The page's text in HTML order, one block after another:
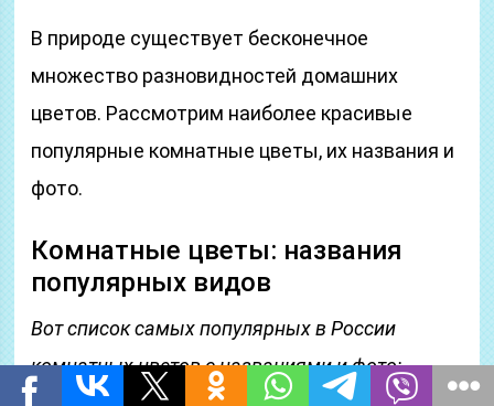
В природе существует бесконечное
множество разновидностей домашних
цветов. Рассмотрим наиболее красивые
популярные комнатные цветы, их названия и
фото.
Комнатные цветы: названия
популярных видов
Вот список самых популярных в России
комнатных цветов с названиями и фото: